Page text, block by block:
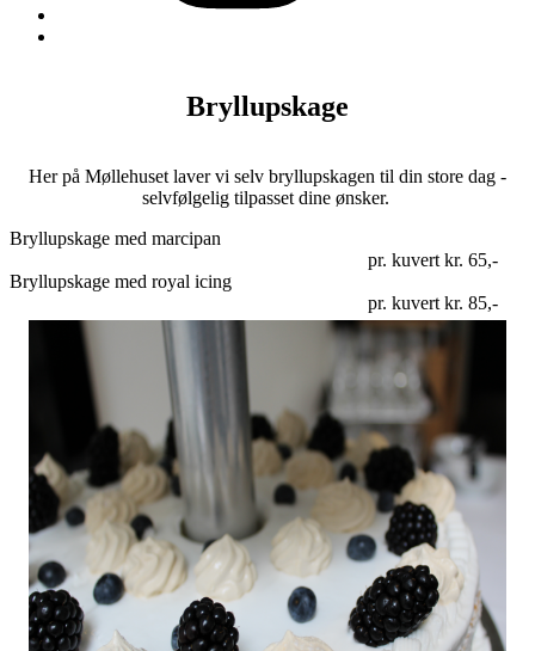
Bryllupskage
Her på Møllehuset laver vi selv bryllupskagen til din store dag -
selvfølgelig tilpasset dine ønsker.
Bryllupskage med marcipan
pr. kuvert kr. 65,-
Bryllupskage med royal icing
pr. kuvert kr. 85,-